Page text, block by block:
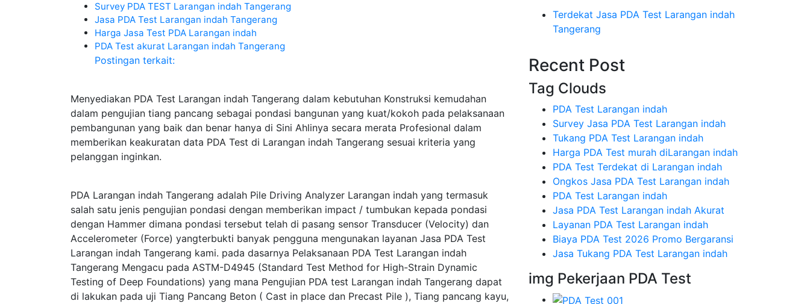
Survey PDA TEST Larangan indah Tangerang
Jasa PDA Test Larangan indah Tangerang
Harga Jasa Test PDA Larangan indah
PDA Test akurat Larangan indah Tangerang
Postingan terkait:
Menyediakan PDA Test Larangan indah Tangerang dalam kebutuhan Konstruksi kemudahan
dalam pengujian tiang pancang sebagai pondasi bangunan yang kuat/kokoh pada pelaksanaan
pembangunan yang baik dan benar hanya di Sini Ahlinya secara merata Profesional dalam
memberikan keakuratan data PDA Test di Larangan indah Tangerang sesuai kriteria yang
pelanggan inginkan.
PDA Larangan indah Tangerang adalah Pile Driving Analyzer Larangan indah yang termasuk
salah satu jenis pengujian pondasi dengan memberikan impact / tumbukan kepada pondasi
dengan Hammer dimana pondasi tersebut telah di pasang sensor Transducer (Velocity) dan
Accelerometer (Force) yangterbukti banyak pengguna mengunakan layanan Jasa PDA Test
Larangan indah Tangerang kami. pada dasarnya Pelaksanaan PDA Test Larangan indah
Tangerang Mengacu pada ASTM-D4945 (Standard Test Method for High-Strain Dynamic
Testing of Deep Foundations) yang mana Pengujian PDA test Larangan indah Tangerang dapat
di lakukan pada uji Tiang Pancang Beton ( Cast in place dan Precast Pile ), Tiang pancang kayu,
Terdekat Jasa PDA Test Larangan indah
Tangerang
Recent Post
Tag Clouds
PDA Test Larangan indah
Survey Jasa PDA Test Larangan indah
Tukang PDA Test Larangan indah
Harga PDA Test murah diLarangan indah
PDA Test Terdekat di Larangan indah
Ongkos Jasa PDA Test Larangan indah
PDA Test Larangan indah
Jasa PDA Test Larangan indah Akurat
Layanan PDA Test Larangan indah
Biaya PDA Test 2026 Promo Bergaransi
Jasa Tukang PDA Test Larangan indah
img Pekerjaan PDA Test